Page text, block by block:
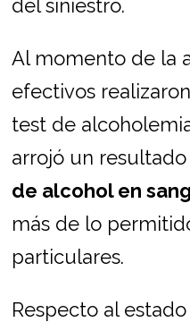
del siniestro.
Al momento de la
efectivos
test de
arrojó un
de alcohol en
más de lo
particulares.
Respecto al